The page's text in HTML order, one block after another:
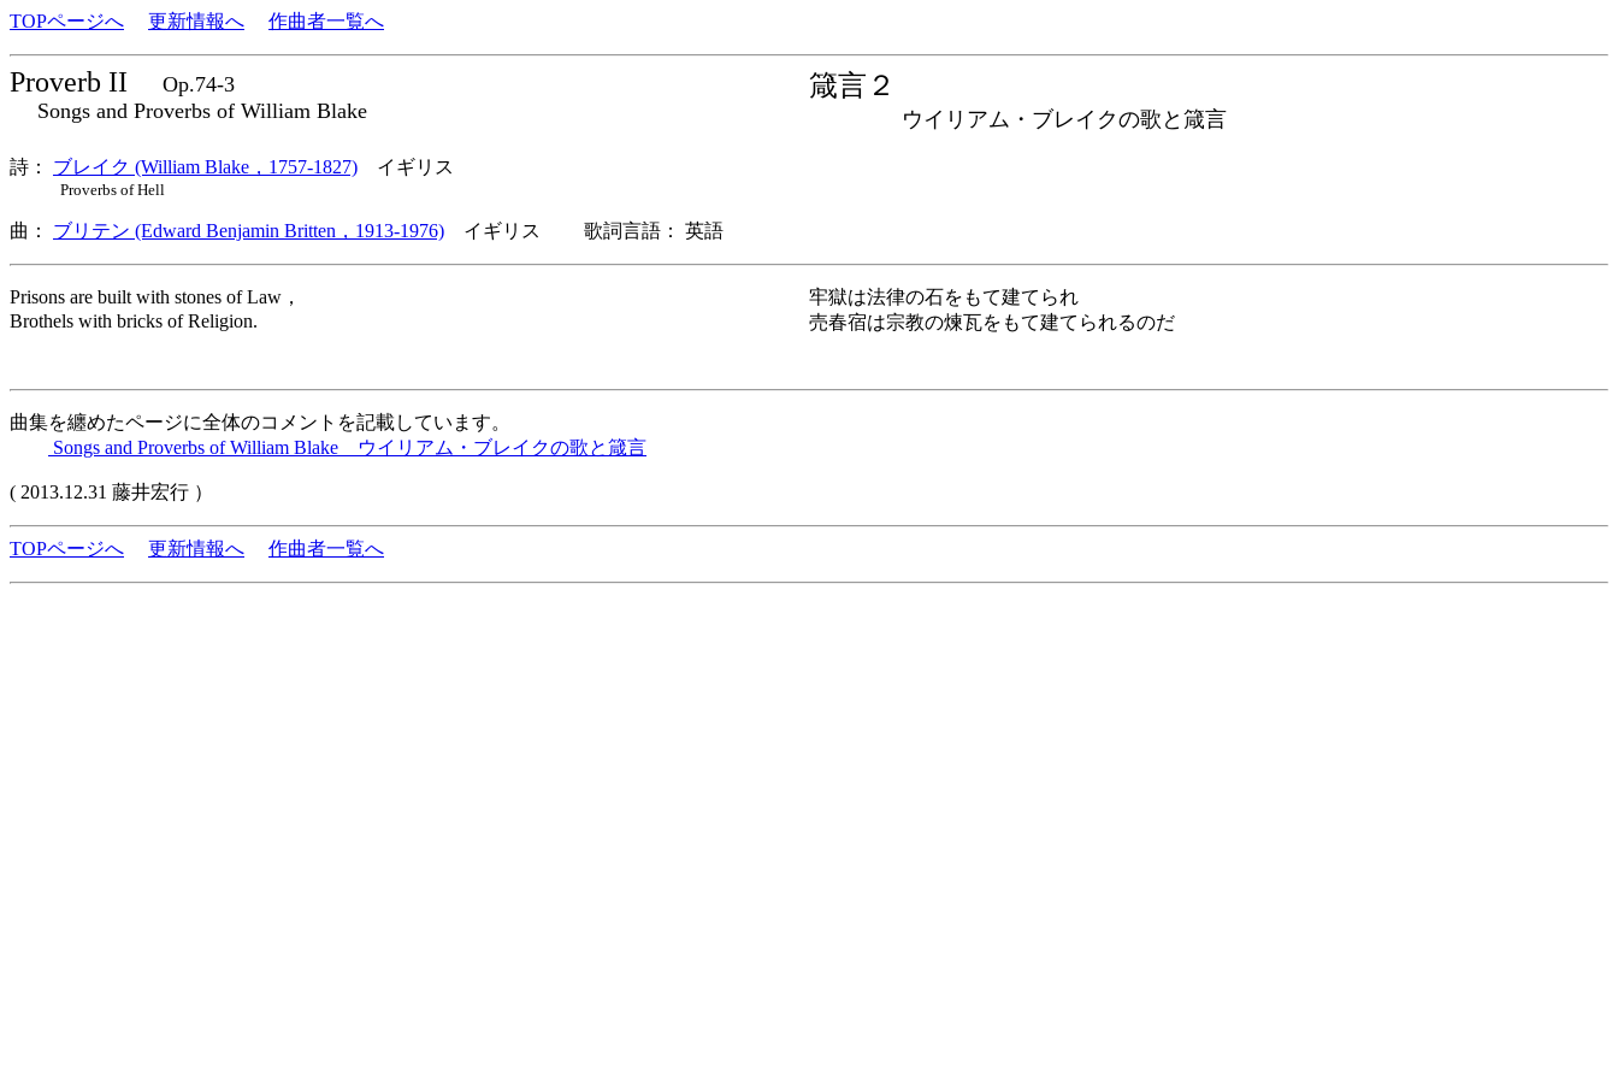
TOPページへ 更新情報へ 作曲者一覧へ
Proverb II
Op.74-3
Songs and Proverbs of William Blake
箴言２
ウイリアム・ブレイクの歌と箴言
詩： ブレイク (William Blake，1757-1827) イギリス
Proverbs of Hell
曲： ブリテン (Edward Benjamin Britten，1913-1976) イギリス 歌詞言語： 英語
Prisons are built with stones of Law，
Brothels with bricks of Religion.
牢獄は法律の石をもて建てられ
売春宿は宗教の煉瓦をもて建てられるのだ
曲集を纏めたページに全体のコメントを記載しています。
Songs and Proverbs of William Blake ウイリアム・ブレイクの歌と箴言
( 2013.12.31 藤井宏行 ）
TOPページへ 更新情報へ 作曲者一覧へ